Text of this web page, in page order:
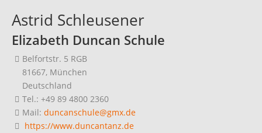
Astrid Schleusener
Elizabeth Duncan Schule
Belfortstr. 5 RGB
81667, München
Deutschland
Tel.: +49 89 4800 2360
Mail: duncanschule@gmx.de
https://www.duncantanz.de